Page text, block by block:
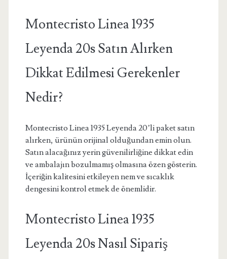
Montecristo Linea 1935
Leyenda 20s Satın Alırken
Dikkat Edilmesi Gerekenler
Nedir?
Montecristo Linea 1935 Leyenda 20’li paket satın
alırken, ürünün orijinal olduğundan emin olun.
Satın alacağınız yerin güvenilirliğine dikkat edin
ve ambalajın bozulmamış olmasına özen gösterin.
İçeriğin kalitesini etkileyen nem ve sıcaklık
dengesini kontrol etmek de önemlidir.
Montecristo Linea 1935
Leyenda 20s Nasıl Sipariş